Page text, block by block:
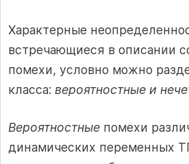
Характерные
встречающиеся в описании
помехи, условно можно
класса: вероятностные и
Вероятностные помехи
динамических переменных